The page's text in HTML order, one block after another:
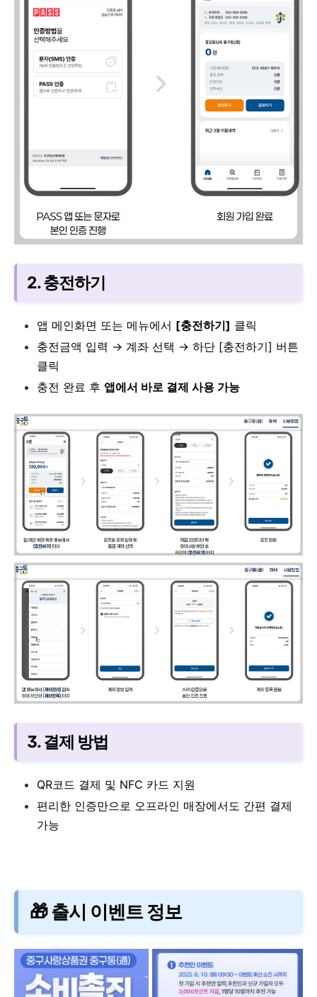
2. 충전하기
앱 메인화면 또는 메뉴에서 [충전하기] 클릭
충전금액 입력 → 계좌 선택 → 하단 [충전하기] 버튼
클릭
충전 완료 후 앱에서 바로 결제 사용 가능
3. 결제 방법
QR코드 결제 및 NFC 카드 지원
편리한 인증만으로 오프라인 매장에서도 간편 결제
가능
🎁 출시 이벤트 정보